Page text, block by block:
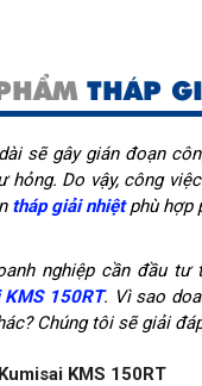
THÁP
sẽ gây gián đoạn
hỏng. Do vậy, công
tháp giải nhiệtphù hợp
nghiệp cần đầu
150RT. Vì sao
Chúng tôi sẽ giải
KMS 150RT